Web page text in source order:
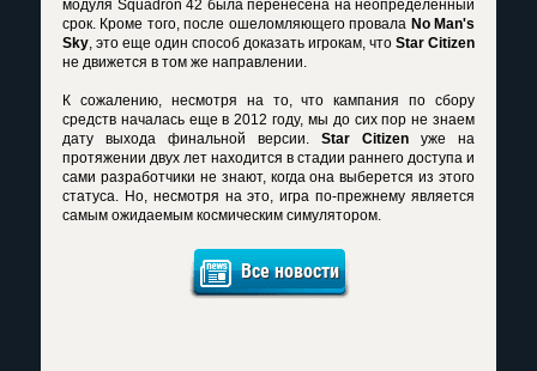
модуля Squadron 42 была перенесена на неопределенный
срок. Кроме того, после ошеломляющего провала No Man's
Sky, это еще один способ доказать игрокам, что Star Citizen
не движется в том же направлении.
К сожалению, несмотря на то, что кампания по сбору
средств началась еще в 2012 году, мы до сих пор не знаем
дату выхода финальной версии. Star Citizen уже на
протяжении двух лет находится в стадии раннего доступа и
сами разработчики не знают, когда она выберется из этого
статуса. Но, несмотря на это, игра по-прежнему является
самым ожидаемым космическим симулятором.
Все новости